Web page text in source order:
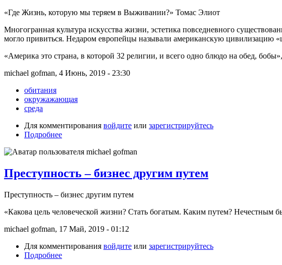
«Где Жизнь, которую мы теряем в Выживании?» Томас Элиот
Многогранная культура искусства жизни, эстетика повседневного
могло привиться. Недаром европейцы называли американскую цивилизацию
«Америка это страна, в которой 32 религии, и всего одно блюдо на обед,
michael gofman, 4 Июнь, 2019 - 23:30
обитания
окружажающая
среда
Для комментирования войдите или зарегистрируйтесь
Подробнее
Преступность – бизнес другим путем
Преступность – бизнес другим путем
«Какова цель человеческой жизни? Стать богатым. Каким путем? Нечестным
michael gofman, 17 Май, 2019 - 01:12
Для комментирования войдите или зарегистрируйтесь
Подробнее